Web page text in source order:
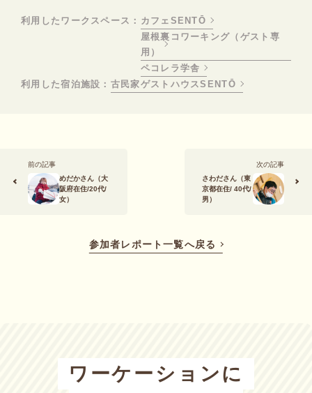
利用したワークスペース： カフェSENTŌ
屋根裏コワーキング（ゲスト専
用）
ペコレラ学舎
利用した宿泊施設： 古民家ゲストハウスSENTŌ
前の記事
めだかさん（大
阪府在住/20代/
女）
参加者レポート一覧へ戻る
次の記事
さわださん（東
京都在住/ 40代/
男）
ワーケーションに